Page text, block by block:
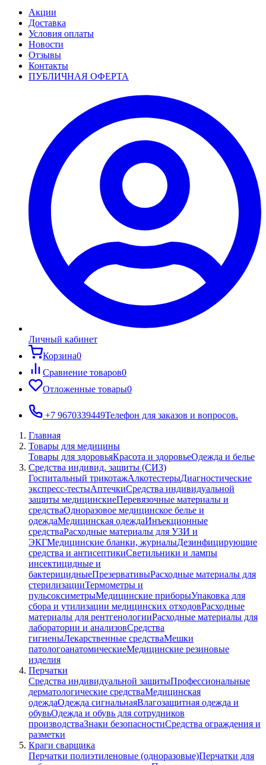
Акции
Доставка
Условия оплаты
Новости
Отзывы
Контакты
ПУБЛИЧНАЯ ОФЕРТА
Личный кабинет
Корзина0
Сравнение товаров0
Отложенные товары0
+7 9670339449Телефон для заказов и вопросов.
Главная
Товары для медицины
Товары для здоровьяКрасота и здоровьеОдежда и белье
Средства индивид. защиты (СИЗ)
Госпитальный трикотажАлкотестерыДиагностические
экспресс-тестыАптечкиСредства индивидуальной
защиты медицинскиеПеревязочные материалы и
средстваОдноразовое медицинское белье и
одеждаМедицинская одеждаИнъекционные
средстваРасходные материалы для УЗИ и
ЭКГМедицинские бланки, журналыДезинфицирующие
средства и антисептикиСветильники и лампы
инсектицидные и
бактерицидныеПрезервативыРасходные материалы для
стерилизацииТермометры и
пульсоксиметрыМедицинские приборыУпаковка для
сбора и утилизации медицинских отходовРасходные
материалы для рентгенологииРасходные материалы для
лаборатории и анализовСредства
гигиеныЛекарственные средстваМешки
патологоанатомическиеМедицинские резиновые
изделия
Перчатки
Средства индивидуальной защитыПрофессиональные
дерматологические средстваМедицинская
одеждаОдежда сигнальнаяВлагозащитная одежда и
обувьОдежда и обувь для сотрудников
производстваЗнаки безопасностиСредства ограждения и
разметки
Краги сварщика
Перчатки полиэтиленовые (одноразовые)Перчатки для